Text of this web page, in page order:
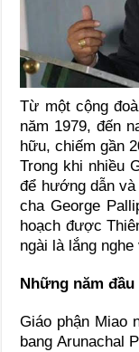
Từ một cộng
năm 1979, đến
hữu, chiếm gần
Trong khi nhiều
để hướng dẫn
cha George
hoạch được
ngài là lắng
Những năm đầu
Giáo phận Miao
bang Arunachal